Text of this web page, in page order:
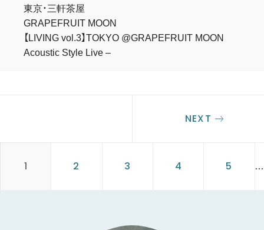
東京・三軒茶屋
GRAPEFRUIT MOON
【LIVING vol.3】TOKYO @GRAPEFRUIT MOON
Acoustic Style Live –
1 2 3 4 5 ...
NEXT